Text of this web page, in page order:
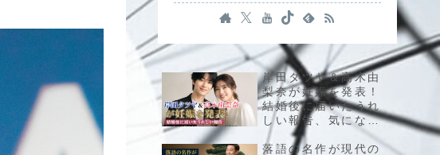
岸田タツヤ＆高木由
梨奈が妊娠を発表！
結婚後に届いたうれ
しい報告、気になる
子供や夫婦のこれか
らに注目集まる
落語の名作が現代の